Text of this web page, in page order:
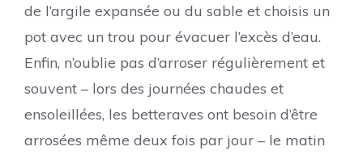
de l’argile expansée ou du sable et choisis un
pot avec un trou pour évacuer l’excès d’eau.
Enfin, n’oublie pas d’arroser régulièrement et
souvent – lors des journées chaudes et
ensoleillées, les betteraves ont besoin d’être
arrosées même deux fois par jour – le matin